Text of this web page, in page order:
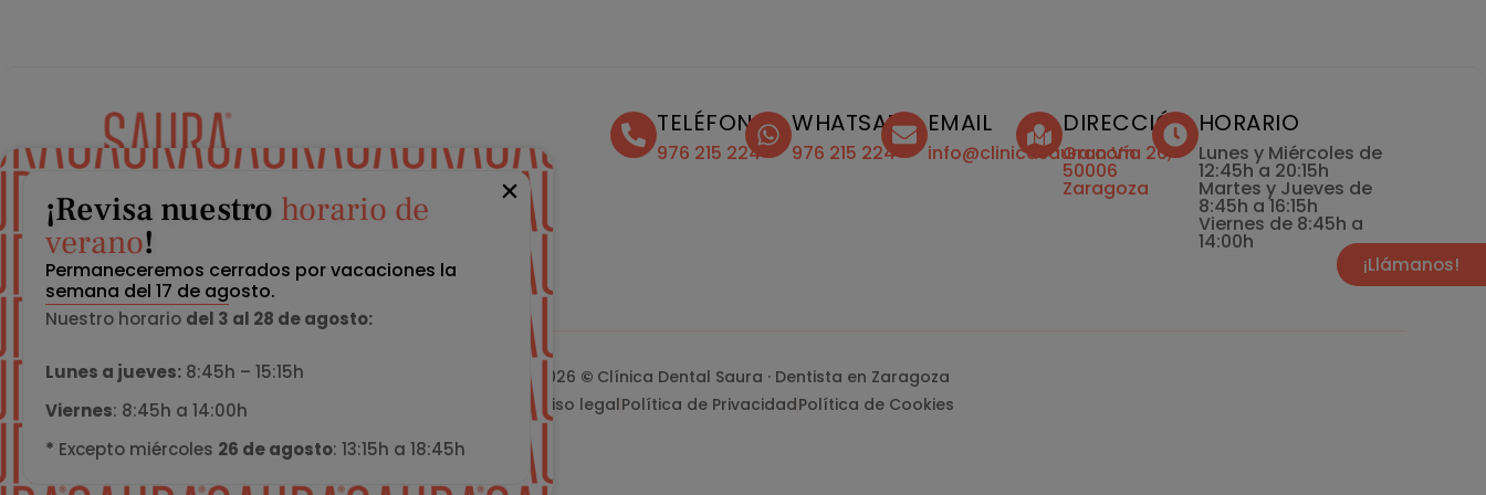
¡Llámanos!
Tu dentista en Zaragoza
Implantes dentales
Cirugía oral
Estética dental
TELÉFONO
976 215 224
WHATSAPP
976 215 224
EMAIL
info@clinicasaura.com
DIRECCIÓN
Gran Vía 26,
50006
Zaragoza
HORARIO
Lunes y Miércoles de
12:45h a 20:15h
Martes y Jueves de
8:45h a 16:15h
Viernes de 8:45h a
14:00h
2026 © Clínica Dental Saura · Dentista en Zaragoza
Aviso legalPolítica de PrivacidadPolítica de Cookies
¡Revisa nuestro horario de
verano!
Permaneceremos cerrados por vacaciones la
semana del 17 de agosto.
Nuestro horario del 3 al 28 de agosto:
Lunes a jueves: 8:45h – 15:15h
Viernes: 8:45h a 14:00h
* Excepto miércoles 26 de agosto: 13:15h a 18:45h